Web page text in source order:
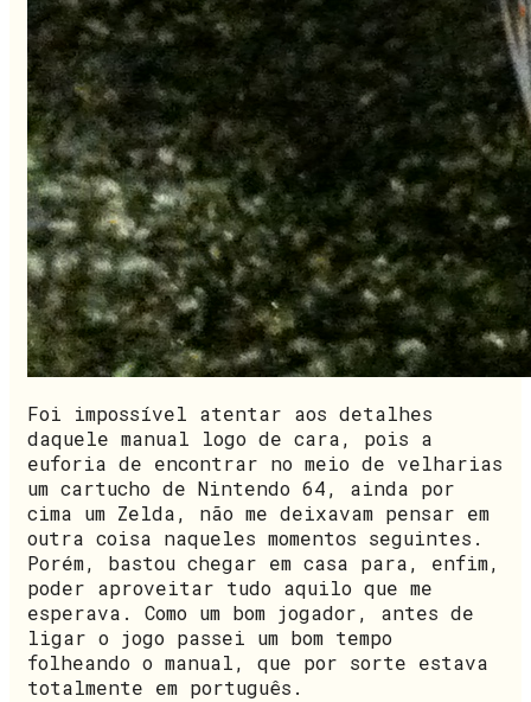
Foi impossível atentar aos detalhes
daquele manual logo de cara, pois a
euforia de encontrar no meio de velharias
um cartucho de Nintendo 64, ainda por
cima um Zelda, não me deixavam pensar em
outra coisa naqueles momentos seguintes.
Porém, bastou chegar em casa para, enfim,
poder aproveitar tudo aquilo que me
esperava. Como um bom jogador, antes de
ligar o jogo passei um bom tempo
folheando o manual, que por sorte estava
totalmente em português.